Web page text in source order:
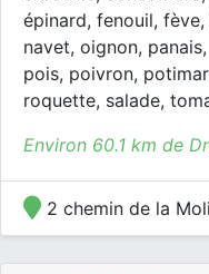
épinard, fenouil,
navet, oignon,
pois, poivron,
roquette, salade,
Environ 60.1 km de
2 chemin de la